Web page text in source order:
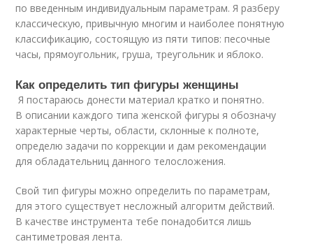
по введенным индивидуальным параметрам. Я разберу
классическую, привычную многим и наиболее понятную
классификацию, состоящую из пяти типов: песочные
часы, прямоугольник, груша, треугольник и яблоко.
Как определить тип фигуры женщины
Я постараюсь донести материал кратко и понятно.
В описании каждого типа женской фигуры я обозначу
характерные черты, области, склонные к полноте,
определю задачи по коррекции и дам рекомендации
для обладательниц данного телосложения.
Свой тип фигуры можно определить по параметрам,
для этого существует несложный алгоритм действий.
В качестве инструмента тебе понадобится лишь
сантиметровая лента.